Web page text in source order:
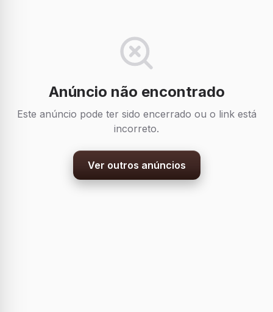
Anúncio não encontrado
Este anúncio pode ter sido encerrado ou o link está
incorreto.
Ver outros anúncios